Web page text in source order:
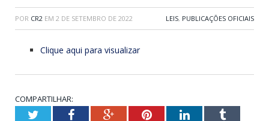
POR CR2 EM 2 DE SETEMBRO DE 2022 LEIS, PUBLICAÇÕES OFICIAIS
Clique aqui para visualizar
COMPARTILHAR:
TwitterFacebookGoogle+PinterestLinkedInTumblr